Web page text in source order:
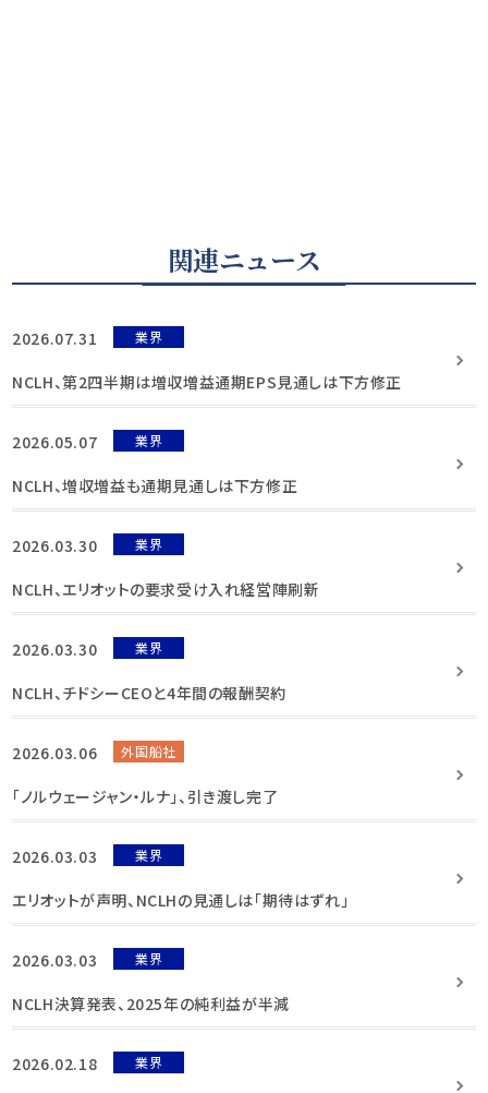
関連ニュース
2026.07.31 業界
NCLH、第2四半期は増収増益通期EPS見通しは下方修正
2026.05.07 業界
NCLH、増収増益も通期見通しは下方修正
2026.03.30 業界
NCLH、エリオットの要求受け入れ経営陣刷新
2026.03.30 業界
NCLH、チドシーCEOと4年間の報酬契約
2026.03.06 外国船社
「ノルウェージャン・ルナ」、引き渡し完了
2026.03.03 業界
エリオットが声明、NCLHの見通しは「期待はずれ」
2026.03.03 業界
NCLH決算発表、2025年の純利益が半減
2026.02.18 業界